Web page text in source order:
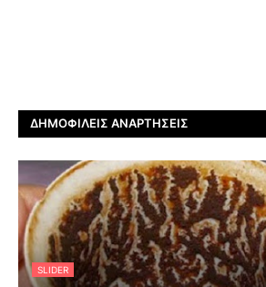
ΔΗΜΟΦΙΛΕΊΣ ΑΝΑΡΤΉΣΕΙΣ
SLIDER